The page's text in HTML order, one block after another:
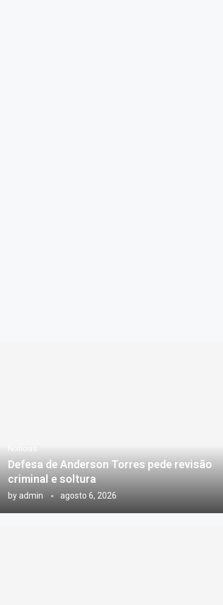
Notícias
Defesa de Anderson Torres pede revisão
criminal e soltura
by admin agosto 6, 2026